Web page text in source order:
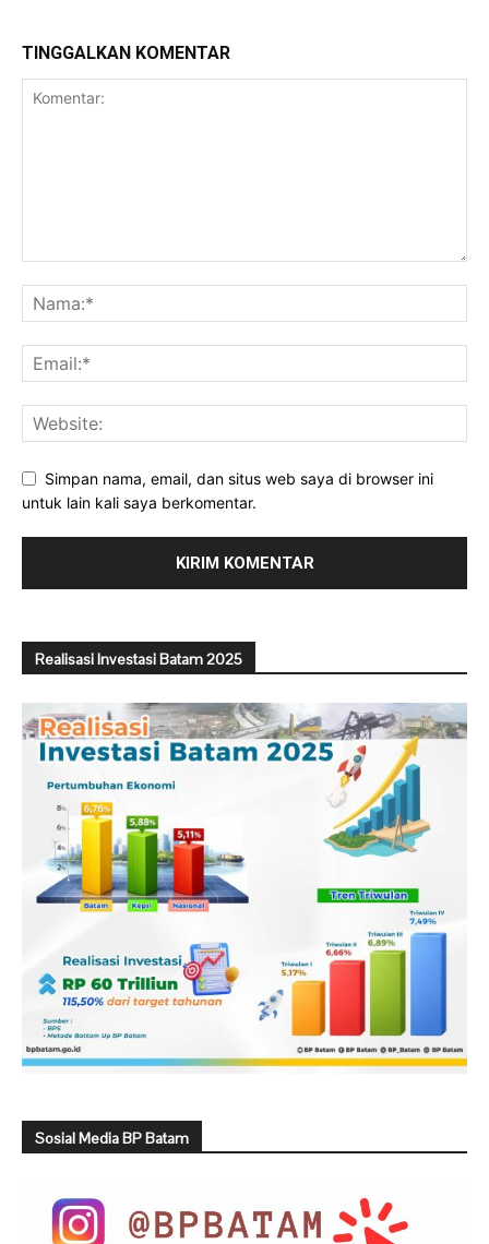
TINGGALKAN KOMENTAR
Simpan nama, email, dan situs web saya di browser ini
untuk lain kali saya berkomentar.
Realisasi Investasi Batam 2025
Sosial Media BP Batam